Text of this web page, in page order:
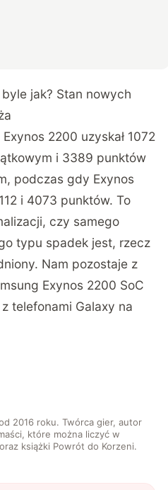
jak? Stan nowych
2200 uzyskał 1072
i 3389 punktów
podczas gdy Exynos
i 4073 punktów. To
czy samego
typu spadek jest, rzecz
Nam pozostaje z
Exynos 2200 SoC
telefonami Galaxy na
2016 roku. Twórca gier, autor
które można liczyć w
książki Powrót do Korzeni.